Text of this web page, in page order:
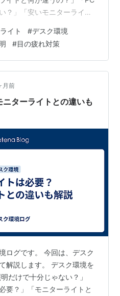
？」「安いモニターライト
にはモニターライトはかな
する人や、デスク上をすっ
いアイテムです。 一方で、
ではありません。モニター
くかったり、紙の作業には
たりしま…
イト #デスク環境
#目の疲れ対策
月前
ターライトとの違いも
ログです。 今回は、デスク
解説します。 デスク環境を
だけで十分じゃない？」
要？」「モニターライトと